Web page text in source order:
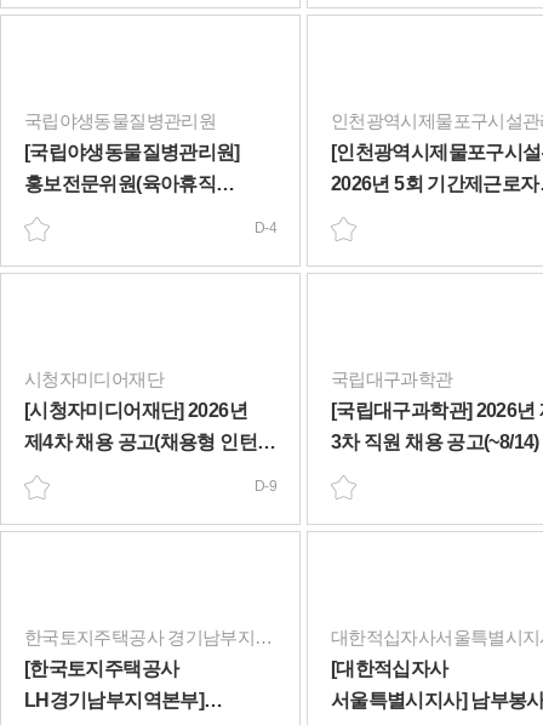
국립야생동물질병관리원
[국립야생동물질병관리원]
홍보전문위원(육아휴직
대체인력) 채용 공고(~8/13)
D-4
[인천광역시제물포구시
2026년 5회 기간제근로자
(조경-휴직대체) 채용공고
근무)(~8/10)
시청자미디어재단
[시청자미디어재단] 2026년
제4차 채용 공고(채용형 인턴,
무기계약직, 기간제계약직)
(~8/18)
D-9
국립대구과학관
[국립대구과학관] 2026년
3차 직원 채용 공고(~8/14)
한국토지주택공사 경기남부지역본부(경기지역본부)
[한국토지주택공사
LH경기남부지역본부]
대한적십자사서울특별시
[대한적십자사
서울특별시지사] 남부봉